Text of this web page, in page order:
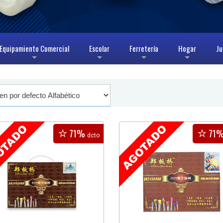
+
Equipamiento Comercial
+
Escolar
+
Ferretería
+
Hogar
71% dcto